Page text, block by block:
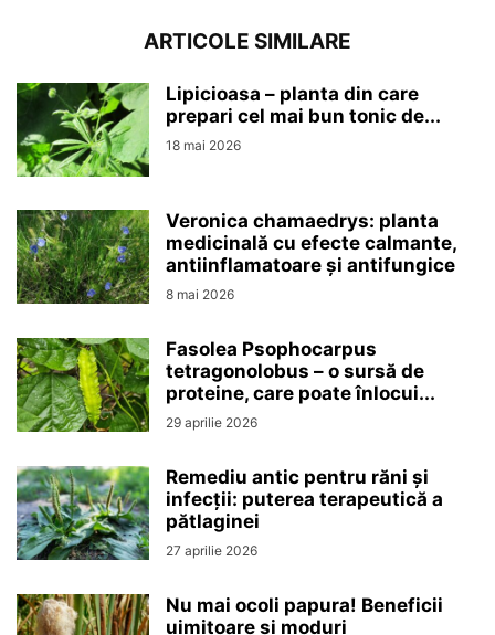
ARTICOLE SIMILARE
Lipicioasa – planta din care
prepari cel mai bun tonic de...
18 mai 2026
Veronica chamaedrys: planta
medicinală cu efecte calmante,
antiinflamatoare și antifungice
8 mai 2026
Fasolea Psophocarpus
tetragonolobus – o sursă de
proteine, care poate înlocui...
29 aprilie 2026
Remediu antic pentru răni și
infecții: puterea terapeutică a
pătlaginei
27 aprilie 2026
Nu mai ocoli papura! Beneficii
uimitoare și moduri